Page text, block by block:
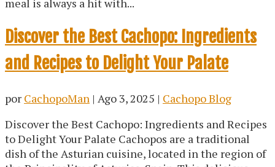
meal is always a hit with...
Discover the Best Cachopo: Ingredients
and Recipes to Delight Your Palate
por CachopoMan | Ago 3, 2025 | Cachopo Blog
Discover the Best Cachopo: Ingredients and Recipes
to Delight Your Palate Cachopos are a traditional
dish of the Asturian cuisine, located in the region of